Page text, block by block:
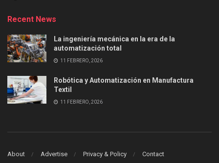
Recent News
La ingeniería mecánica en la era de la
automatización total
11 FEBRERO, 2026
Robótica y Automatización en Manufactura
Textil
11 FEBRERO, 2026
About Advertise Privacy & Policy Contact